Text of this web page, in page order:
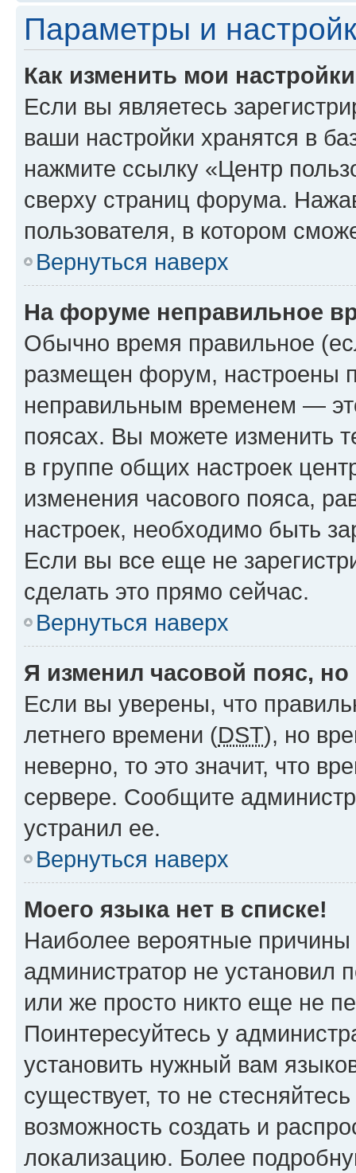
Параметры и
Как изменить мои
Если вы являетесь
ваши настройки хранятся в
нажмите ссылку «Центр
сверху страниц форума.
пользователя, в котором
Вернуться наверх
На форуме неправильное
Обычно время правильное
размещен форум, настроены
неправильным временем —
поясах. Вы можете изменить
в группе общих настроек
изменения часового пояса,
настроек, необходимо быть
Если вы все еще не
сделать это прямо сейчас.
Вернуться наверх
Я изменил часовой пояс,
Если вы уверены, что
летнего времени (DST), но
неверно, то это значит, что
сервере. Сообщите
устранил ее.
Вернуться наверх
Моего языка нет в списке!
Наиболее вероятные причины
администратор не установил
или же просто никто еще не
Поинтересуйтесь у
установить нужный вам
существует, то не
возможность создать и
локализацию. Более